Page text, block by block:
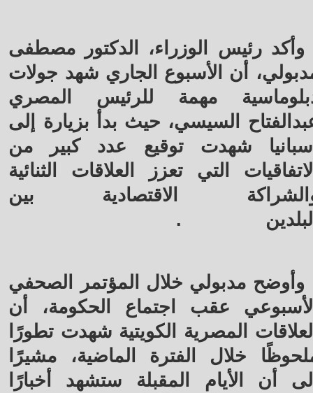
وأكد رئيس الوزراء، الدكتور مصطفى
أن الأسبوع الجاري شهد جولات
مهمة للرئيس المصري
السيسي، حيث بدأ بزيارة إلى
شهدت توقيع عدد كبير من
التي تعزز العلاقات الثنائية
الاقتصادية بين
.
وأوضح مدبولي خلال المؤتمر الصحفي
عقب اجتماع الحكومة، أن
المصرية الكويتية شهدت تطورًا
خلال الفترة الماضية، مشيرًا
أن الأيام المقبلة ستشهد أخبارًا